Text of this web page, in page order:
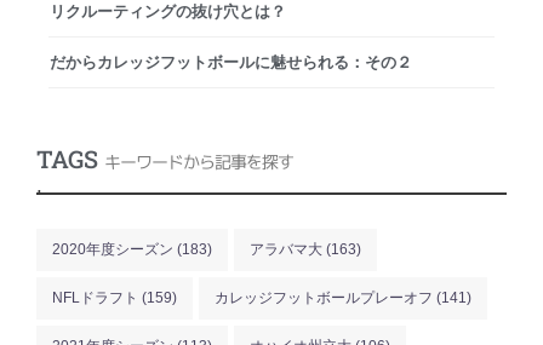
リクルーティングの抜け穴とは？
だからカレッジフットボールに魅せられる：その２
TAGS キーワードから記事を探す
.
2020年度シーズン (183) アラバマ大 (163)
NFLドラフト (159) カレッジフットボールプレーオフ (141)